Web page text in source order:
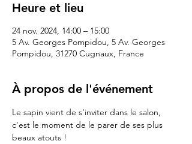
Heure et lieu
24 nov. 2024, 14:00 – 15:00
5 Av. Georges Pompidou, 5 Av. Georges
Pompidou, 31270 Cugnaux, France
À propos de l'événement
Le sapin vient de s'inviter dans le salon,
c'est le moment de le parer de ses plus
beaux atouts !